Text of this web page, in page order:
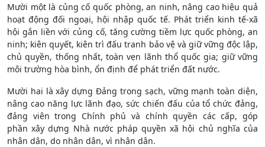
Mười một là củng cố quốc phòng, an ninh, nâng cao hiệu quả
hoạt động đối ngoại, hội nhập quốc tế. Phát triển kinh tế-xã
hội gắn liền với củng cố, tăng cường tiềm lực quốc phòng, an
ninh; kiên quyết, kiên trì đấu tranh bảo vệ và giữ vững độc lập,
chủ quyền, thống nhất, toàn vẹn lãnh thổ quốc gia; giữ vững
môi trường hòa bình, ổn định để phát triển đất nước.
Mười hai là xây dựng Đảng trong sạch, vững mạnh toàn diện,
nâng cao năng lực lãnh đạo, sức chiến đấu của tổ chức đảng,
đảng viên trong Chính phủ và chính quyền các cấp, góp
phần xây dựng Nhà nước pháp quyền xã hội chủ nghĩa của
nhân dân, do nhân dân, vì nhân dân.